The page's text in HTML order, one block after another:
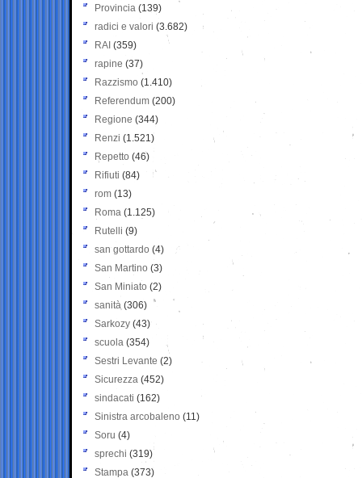
Provincia (139)
radici e valori (3.682)
RAI (359)
rapine (37)
Razzismo (1.410)
Referendum (200)
Regione (344)
Renzi (1.521)
Repetto (46)
Rifiuti (84)
rom (13)
Roma (1.125)
Rutelli (9)
san gottardo (4)
San Martino (3)
San Miniato (2)
sanità (306)
Sarkozy (43)
scuola (354)
Sestri Levante (2)
Sicurezza (452)
sindacati (162)
Sinistra arcobaleno (11)
Soru (4)
sprechi (319)
Stampa (373)